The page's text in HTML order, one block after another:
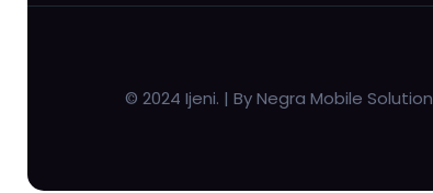
© 2024 Ijeni. | By Negra Mobile Solution